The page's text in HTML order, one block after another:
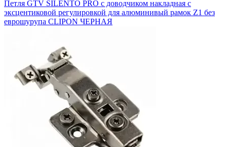
Петля GTV SILENTO PRO с доводчиком накладная с
эксцентиковой регулировкой для алюминивый рамок Z1 без
еврошурупа CLIPON ЧЕРНАЯ